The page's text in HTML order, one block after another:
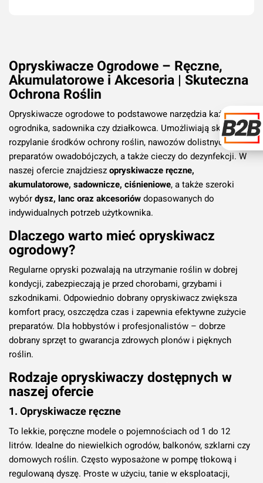
Opryskiwacze Ogrodowe – Ręczne,
Akumulatorowe i Akcesoria | Skuteczna
Ochrona Roślin
Opryskiwacze ogrodowe to podstawowe narzędzia każdego
ogrodnika, sadownika czy działkowca. Umożliwiają skuteczne
rozpylanie środków ochrony roślin, nawozów dolistnych,
preparatów owadobójczych, a także cieczy do dezynfekcji. W
naszej ofercie znajdziesz opryskiwacze ręczne,
akumulatorowe, sadownicze, ciśnieniowe, a także szeroki
wybór dysz, lanc oraz akcesoriów dopasowanych do
indywidualnych potrzeb użytkownika.
Dlaczego warto mieć opryskiwacz
ogrodowy?
Regularne opryski pozwalają na utrzymanie roślin w dobrej
kondycji, zabezpieczają je przed chorobami, grzybami i
szkodnikami. Odpowiednio dobrany opryskiwacz zwiększa
komfort pracy, oszczędza czas i zapewnia efektywne zużycie
preparatów. Dla hobbystów i profesjonalistów – dobrze
dobrany sprzęt to gwarancja zdrowych plonów i pięknych
roślin.
Rodzaje opryskiwaczy dostępnych w
naszej ofercie
1. Opryskiwacze ręczne
To lekkie, poręczne modele o pojemnościach od 1 do 12
litrów. Idealne do niewielkich ogrodów, balkonów, szklarni czy
domowych roślin. Często wyposażone w pompę tłokową i
regulowaną dyszę. Proste w użyciu, tanie w eksploatacji,